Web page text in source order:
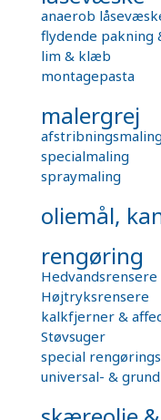
anaerob
flydende pakning
lim & klæb
montagepasta
malergrej
specialmaling
spraymaling
oliemål,
rengøring
Hedvandsrensere
Højtryksrensere
kalkfjerner &
Støvsuger
special
universal- &